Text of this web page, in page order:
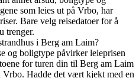
som leies ut på Vrbo, har
Bare velg reisedatoer for å
trenger.
i Berg am Laim?
og boligtype påvirker leieprisen
for turen din til Berg am Laim
Vrbo. Hadde det vært kjekt med en